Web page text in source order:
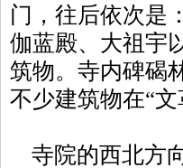
门，往后依次是
伽蓝殿、大祖宇
筑物。寺内碑碣
不少建筑物在“文
寺院的西北方